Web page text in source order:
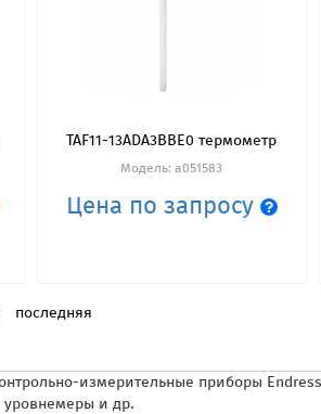
TAF11-13ADA3BBE0 термометр
Модель: a051583
Цена по запросу
последняя
измерительные приборы
уровнемеры и др.